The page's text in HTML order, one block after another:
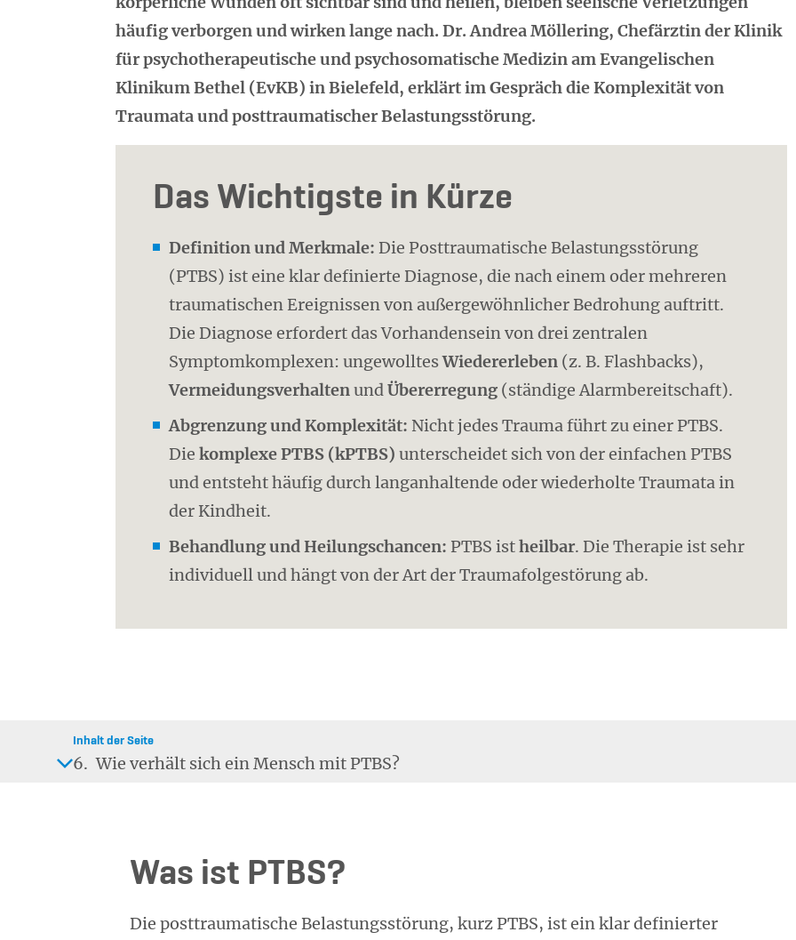
häufig verborgen und wirken lange nach. Dr. Andrea Möllering, Chefärztin der Klinik
für psychotherapeutische und psychosomatische Medizin am Evangelischen
Klinikum Bethel (EvKB) in Bielefeld, erklärt im Gespräch die Komplexität von
Traumata und posttraumatischer Belastungsstörung.
Das Wichtigste in Kürze
Definition und Merkmale: Die Posttraumatische Belastungsstörung
(PTBS) ist eine klar definierte Diagnose, die nach einem oder mehreren
traumatischen Ereignissen von außergewöhnlicher Bedrohung auftritt.
Die Diagnose erfordert das Vorhandensein von drei zentralen
Symptomkomplexen: ungewolltesWiedererleben (z. B. Flashbacks),
VermeidungsverhaltenundÜbererregung (ständige Alarmbereitschaft).
Abgrenzung und Komplexität: Nicht jedes Trauma führt zu einer PTBS.
Die komplexe PTBS (kPTBS) unterscheidet sich von der einfachen PTBS
und entsteht häufig durch langanhaltende oder wiederholte Traumata in
der Kindheit.
Behandlung und Heilungschancen: PTBS istheilbar. Die Therapie ist sehr
individuell und hängt von der Art der Traumafolgestörung ab.
Inhalt der Seite
6. Wie verhält sich ein Mensch mit PTBS?
Was ist PTBS?
Die posttraumatische Belastungsstörung, kurz PTBS, ist ein klar definierter